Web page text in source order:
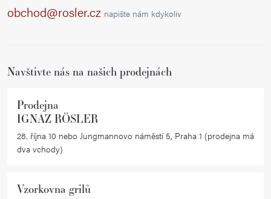
obchod@rosler.cz napište nám kdykoliv
Navštivte nás na našich prodejnách
Prodejna
IGNAZ RÖSLER
28. října 10 nebo Jungmannovo náměstí 5, Praha 1 (prodejna má
dva vchody)
Vzorkovna grilů